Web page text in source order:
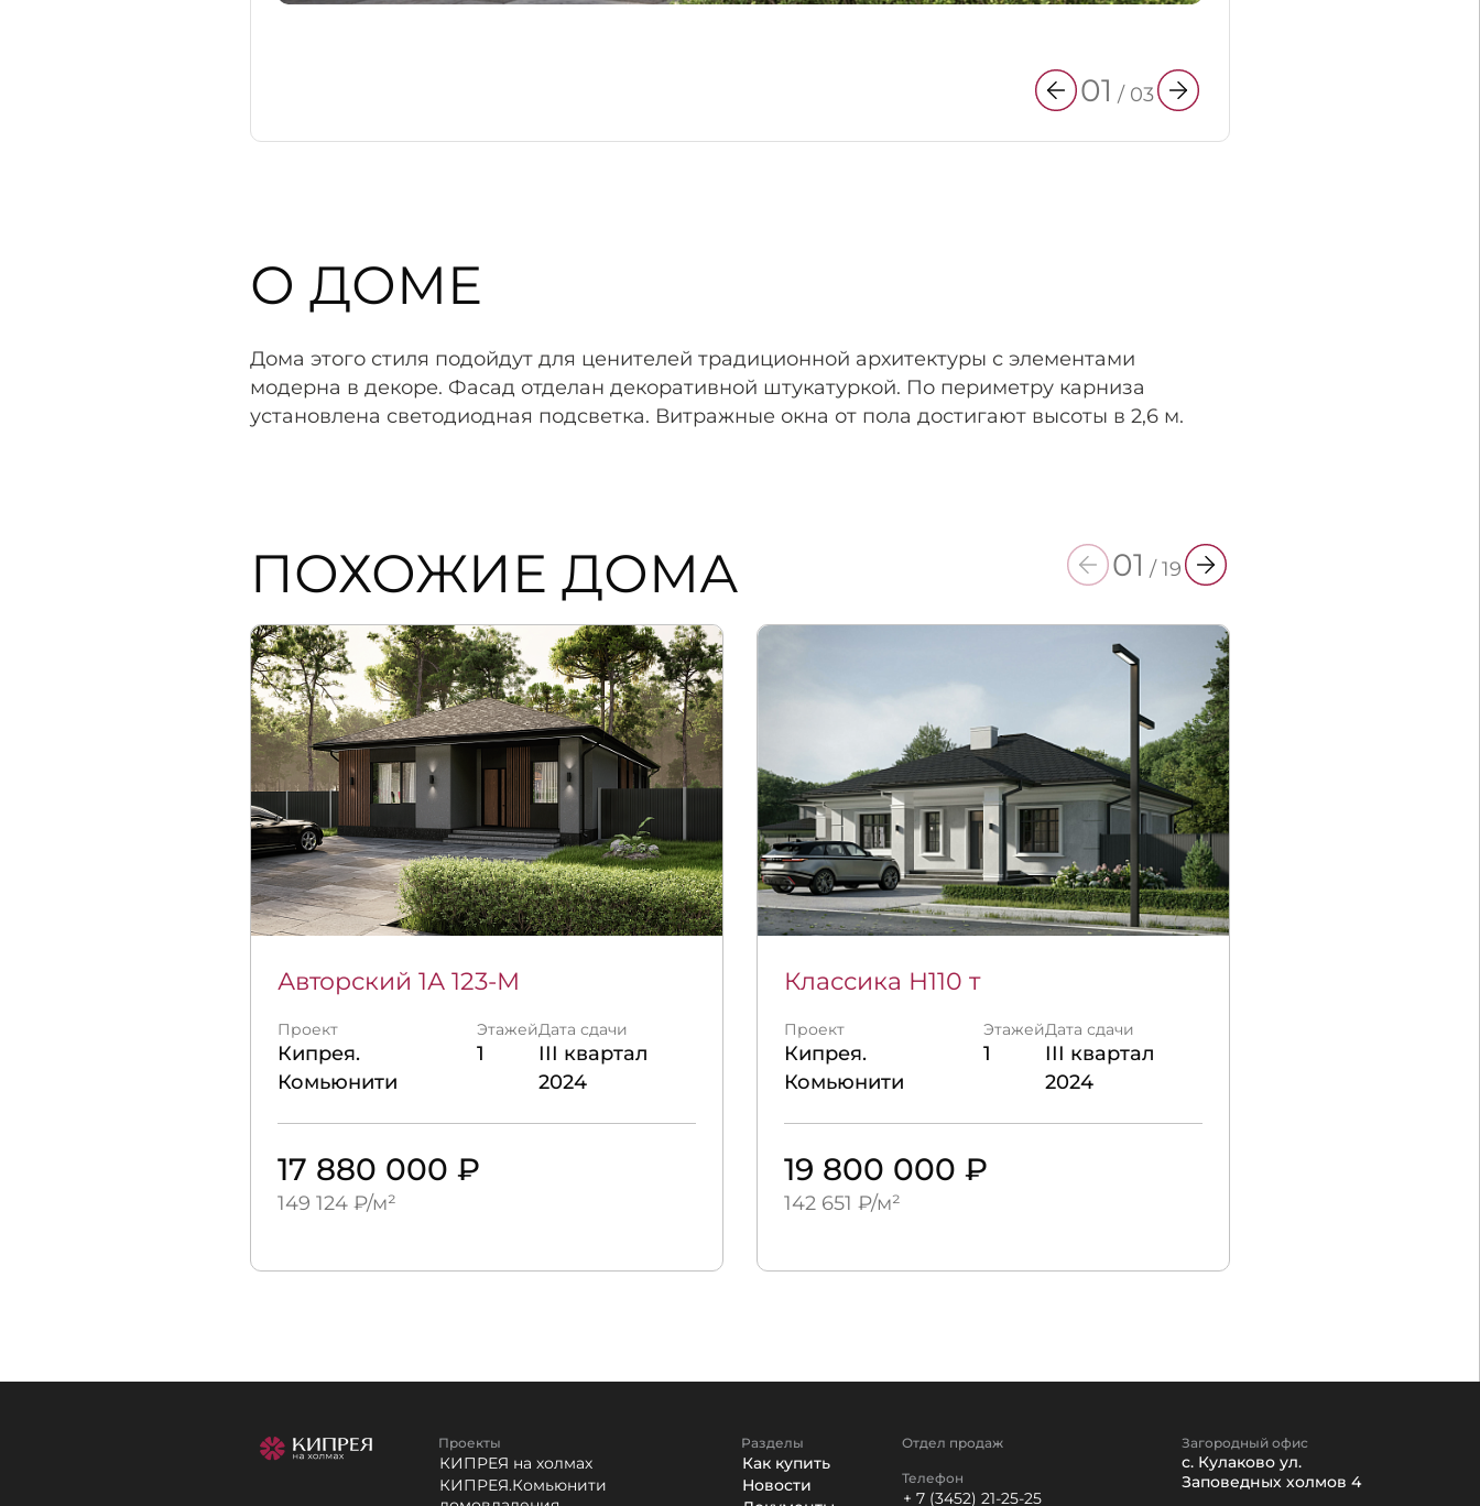
01 / 03
О ДОМЕ
Дома этого стиля подойдут для ценителей традиционной архитектуры с элементами
модерна в декоре. Фасад отделан декоративной штукатуркой. По периметру карниза
установлена светодиодная подсветка. Витражные окна от пола достигают высоты в 2,6 м.
ПОХОЖИЕ ДОМА
Авторский 1А 123-М
Проект
Кипрея.
Комьюнити
Этажей
1
Дата сдачи
III квартал
2024
17 880 000 ₽
149 124 ₽/м²
Классика Н110 т
Проект
Кипрея.
Комьюнити
Этажей
1
Дата сдачи
III квартал
2024
19 800 000 ₽
142 651 ₽/м²
01 / 19
Проекты
КИПРЕЯ на холмах
КИПРЕЯ.Комьюнити
Разделы
Как купить
Новости
Отдел продаж
Телефон
+ 7 (3452) 21-25-25
Загородный офис
с. Кулаково ул.
Заповедных холмов 4